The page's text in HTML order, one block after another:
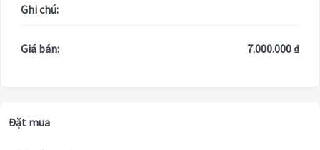
Ghi chú:
Giá bán: 7.000.000 ₫
Đặt mua